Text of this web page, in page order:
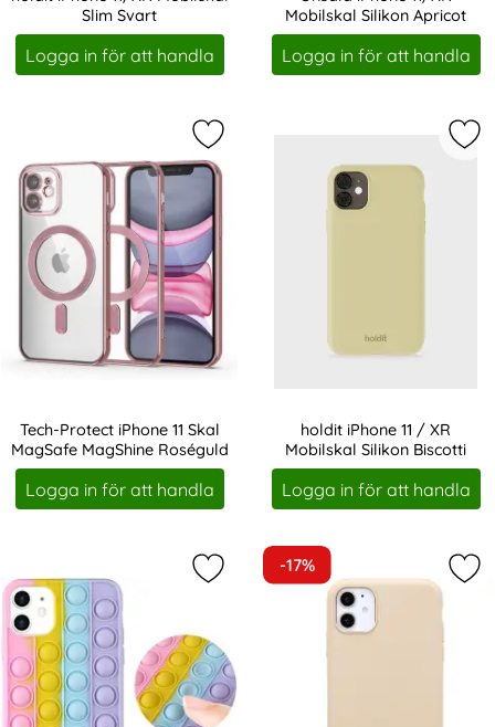
Slim Svart
Art. nr 219603
Logga in för att handla
Mobilskal Silikon Apricot
Art. nr 231784
Logga in för att handla
Tech-Protect iPhone 11 Skal
MagSafe MagShine Roséguld
Art. nr 233185
Logga in för att handla
Markera tech-Protect iPhone 11
holdit iPhone 11 / XR
Mobilskal Silikon Biscotti
Art. nr 234377
Logga in för att handla
Markera iPhone 11 - Pop It Fidget
-17%